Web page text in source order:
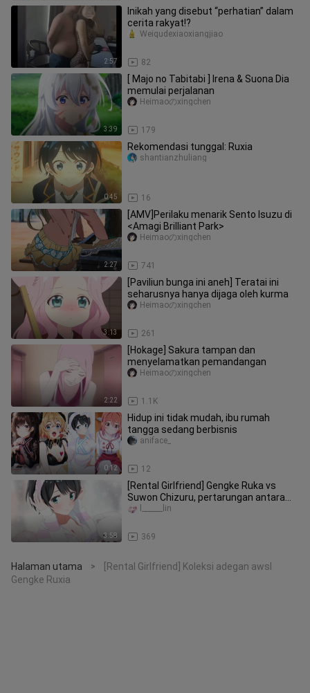
2:57
Inikah yang disebut “perhatian” dalam
cerita rakyat!?
82
Weiqudexiaoxiangjiao
3:39
[ Majo no Tabitabi ] Irena & Suona Dia
memulai perjalanan
179
Heimaoのxingchen
0:45
Rekomendasi tunggal: Ruxia
16
shantianzhuliang
2:27
[AMV]Perilaku menarik Sento Isuzu di
<Amagi Brilliant Park>
741
Heimaoのxingchen
3:13
[Paviliun bunga ini aneh] Teratai ini
seharusnya hanya dijaga oleh kurma
261
Heimaoのxingchen
2:22
[Hokage] Sakura tampan dan
menyelamatkan pemandangan
1.1K
Heimaoのxingchen
0:12
Hidup ini tidak mudah, ibu rumah
tangga sedang berbisnis
12
aniface_
3:58
[Rental Girlfriend] Gengke Ruka vs
Suwon Chizuru, pertarungan antara
pacar asli dan palsu? !
369
l______lin
Halaman utama >
[Rental Girlfriend] Koleksi adegan awsl
Gengke Ruxia